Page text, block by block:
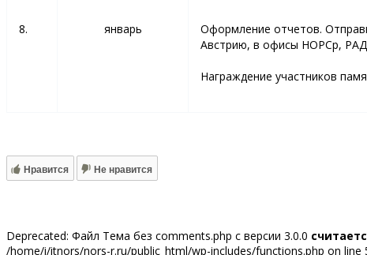
8. январь
Оформление отчетов.
Австрию, в офисы НОРСр,
Награждение участников
Нравится Не нравится
Deprecated: Файл Тема без comments.php с версии 3.0.0
/home/i/itnors/nors-r.ru/public_html/wp-includes/functions.php on line